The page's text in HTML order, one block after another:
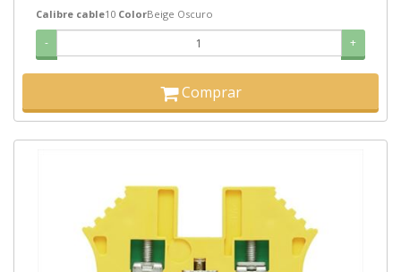
Calibre cable10 ColorBeige Oscuro
- +
Comprar